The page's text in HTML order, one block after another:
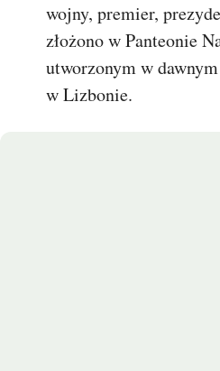
wojny, premier,
złożono w Panteonie
utworzonym w
w Lizbonie.